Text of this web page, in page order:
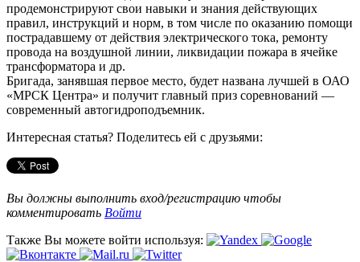
продемонстрируют свои навыки и знания действующих
правил, инструкций и норм, в том числе по оказанию помощи
пострадавшему от действия электрического тока, ремонту
провода на воздушной линии, ликвидации пожара в ячейке
трансформатора и др.
Бригада, занявшая первое место, будет названа лучшей в ОАО
«МРСК Центра» и получит главный приз соревнований —
современный автогидроподъемник.
Интересная статья? Поделитесь ей с друзьями:
Вы должны выполнить вход/регистрацию чтобы
комментировать Войти
Также Вы можете войти используя: